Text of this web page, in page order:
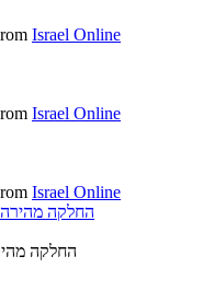
Israel Online
Israel Online
Israel Online
החלקה
החלקה